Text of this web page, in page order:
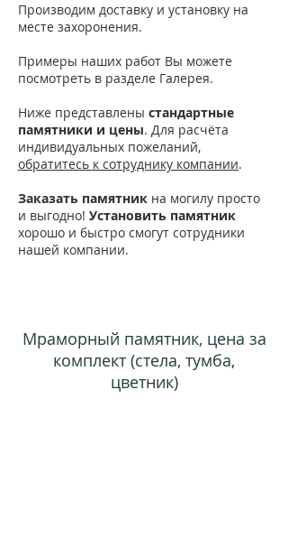
Производим доставку и установку на
месте захоронения.
Примеры наших работ Вы можете
посмотреть в разделе Галерея.
Ниже представлены стандартные
памятники и цены. Для расчёта
индивидуальных пожеланий,
обратитесь к сотруднику компании.
Заказать памятник на могилу просто
и выгодно! Установить памятник
хорошо и быстро смогут сотрудники
нашей компании.
Мраморный памятник, цена за
комплект (стела, тумба,
цветник)